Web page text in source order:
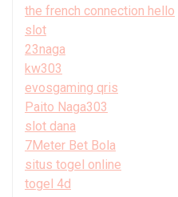
the french connection hello
slot
23naga
kw303
evosgaming qris
Paito Naga303
slot dana
7Meter Bet Bola
situs togel online
togel 4d